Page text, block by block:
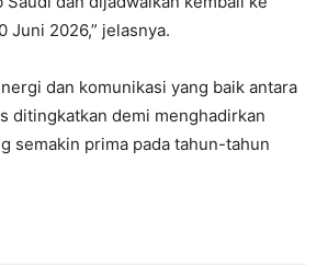
Juni 2026,” jelasnya.
dan komunikasi yang baik antara
ditingkatkan demi menghadirkan
semakin prima pada tahun-tahun